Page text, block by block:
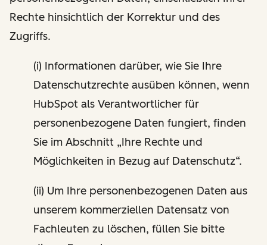
Rechte hinsichtlich der Korrektur und des
Zugriffs.
(i) Informationen darüber, wie Sie Ihre
Datenschutzrechte ausüben können, wenn
HubSpot als Verantwortlicher für
personenbezogene Daten fungiert, finden
Sie im Abschnitt „Ihre Rechte und
Möglichkeiten in Bezug auf Datenschutz“.
(ii) Um Ihre personenbezogenen Daten aus
unserem kommerziellen Datensatz von
Fachleuten zu löschen, füllen Sie bitte